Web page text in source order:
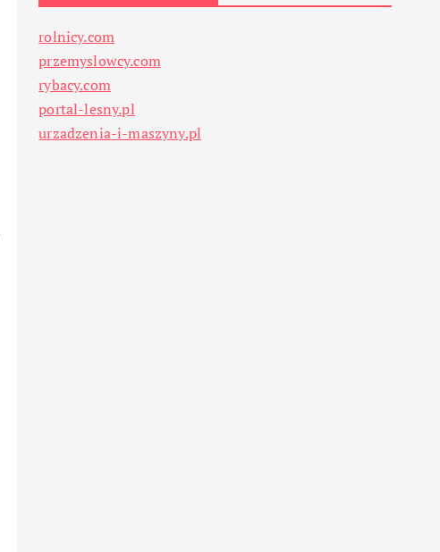
rolnicy.com
przemyslowcy.com
rybacy.com
portal-lesny.pl
urzadzenia-i-maszyny.pl